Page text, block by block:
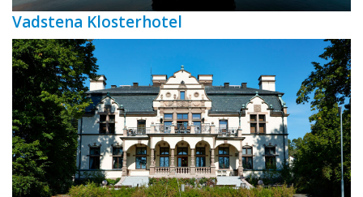
Vadstena Klosterhotel